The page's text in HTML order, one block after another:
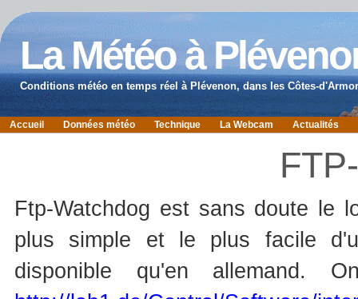
La Météo à
Conditions météo en temps réel à Plévenon, dans les Côtes-
Accueil Données météo Technique La Webcam Actualités
Ftp-Watchdog est sans doute le
plus simple et le plus facile
disponible qu'en allemand.